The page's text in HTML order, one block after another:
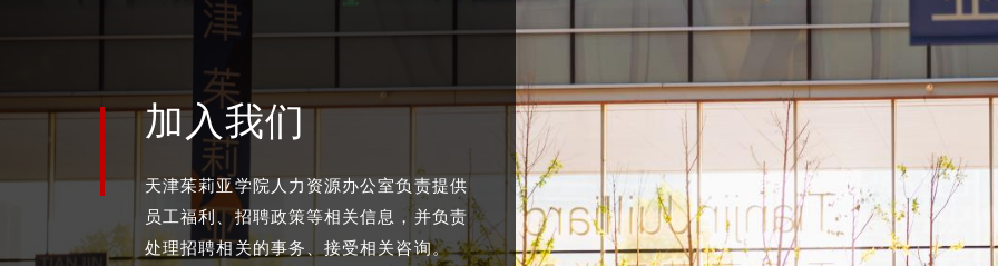
加入我们
天津茱莉亚学院人力资源办公室负责提供
员工福利、招聘政策等相关信息，并负责
处理招聘相关的事务、接受相关咨询。